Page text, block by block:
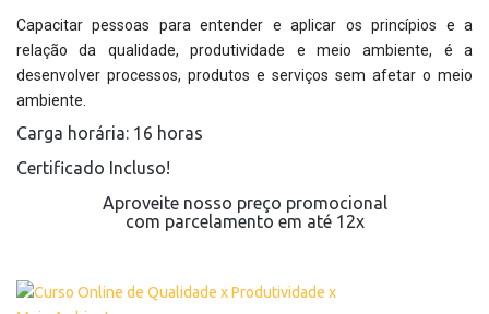
Capacitar pessoas para entender e aplicar os princípios e a
relação da qualidade, produtividade e meio ambiente, é a
desenvolver processos, produtos e serviços sem afetar o meio
ambiente.
Carga horária: 16 horas
Certificado Incluso!
Aproveite nosso preço promocional
com parcelamento em até 12x